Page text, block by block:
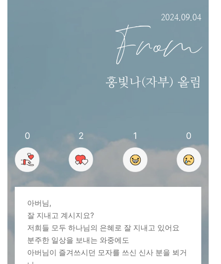
2024.09.04
From
홍빛나(자부) 올림
0 2 1 0
아버님,
잘 지내고 계시지요?
저희들 모두 하나님의 은혜로 잘 지내고 있어요
분주한 일상을 보내는 와중에도
아버님이 즐겨쓰시던 모자를 쓰신 신사 분을 뵈거